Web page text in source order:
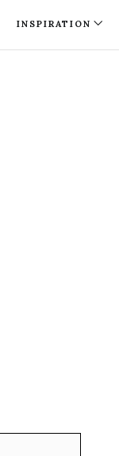
INSPIRATION